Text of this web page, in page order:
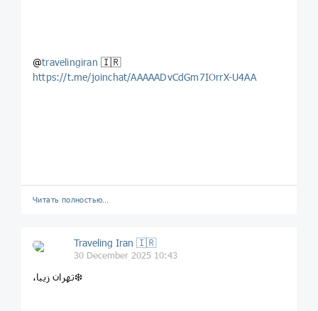
@travelingiran 🇮🇷
https://t.me/joinchat/AAAAADvCdGm7IOrrX-U4AA
Читать полностью…
Traveling Iran 🇮🇷
30 December 2025 10:43
،تهران زیبا❄️